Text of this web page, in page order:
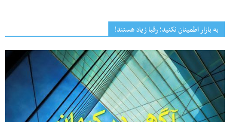
به بازار اطمینان نکنید؛ رقبا زیاد هستند!